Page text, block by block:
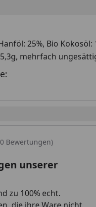
25%, Bio
mehrfach
Bewertungen)
unserer
zu 100% echt.